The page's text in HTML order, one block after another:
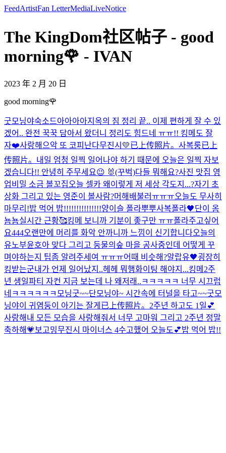
FeedArtistFan LetterMediaLiveNotice
The KingDom社区帖子 - good
morning🌹 - IVAN
2023 年 2 月 20 日
good morning🌹
굿모닝야숙소드아아아아지옥의 짐 정리 끝.. 이제 편하게 잘 수 있
겠어.. 완전 꾹꾹 담아서 왔더니 정리도 힘드네 ㅠㅠ!! 킹메도 잘
자❤️사랑해 으악 또 코피난다무진시💛已上传照片。 사복룽已上
传照片。 내일 엄청 일찍 일어나야 하기 때문에 오늘은 일찍 자보
겠습니다!! 안녕히 주무세요😉 🐰(꾸벅)다들 뭐해요?사진 맛집 영
업비밀 소금 볼꼬집 오늘 셀카 왜이렇게 저 세상 각도지...?자기 초
상화 그리고 있는 영준이 볼사람?머해 배불러ㅠㅠㅠ오늘도 무사히
마무리!밥 먹어 밥!!!!!!!!!!!!!!!양이슬 폴라뿌뿌사복폴라🖤단이 옴
뇸뇸실시간 근황🥰킹메 보니까 기분이 좋구만 ㅠㅠ폴라주고싶어
요444오랜만에 머리를 화악 안까니까 느낌이 신기합니다오늘의
유노부윤호아 맞다 그리고 둥물의숲 마을 공사중인데 어떻게 꾸
며야하는지 팁좀 알려주세여 ㅠㅠㅠ어때 비슷해?알랍유🖤굉장히
킹받는군내가 언제 일어났지..헤헤 뭐행화이팅 해야지...킹메 2주
년 생일파티 자컨 지금 보는데 나 왜저래..ㅋㅋㅋㅋㅋ 너무 시끄럽
네ㅋㅋㅋㅋㅋㅋ 모닝굿~~단모닝야~ 시간속에 터널을 타고~~굿모
닝야이 귀염둥이 아기는 잘게 已上传照片。 2주년 하고도 1일💕
사랑해 내 모든 모습을 사랑해줘서 너무 고마워 그리고 2주년 정말
축하해💗 보고밍무진시 마이너스 4수고했어 오늘도💕밥 먹어 밥!!